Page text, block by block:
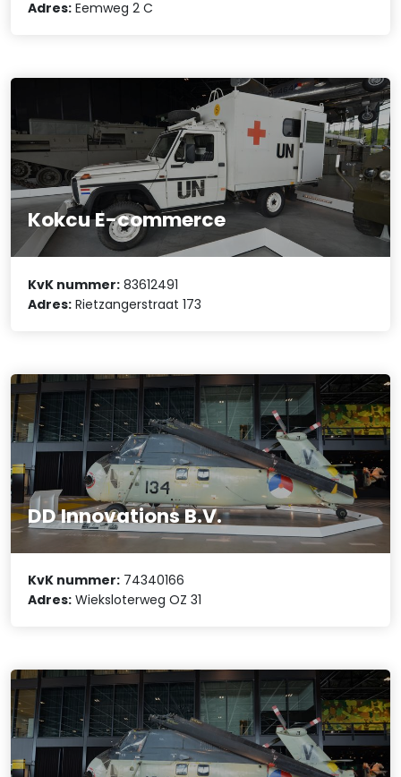
Adres: Eemweg 2 C
Kokcu E-commerce
KvK nummer: 83612491
Adres: Rietzangerstraat 173
DD Innovations B.V.
KvK nummer: 74340166
Adres: Wieksloterweg OZ 31